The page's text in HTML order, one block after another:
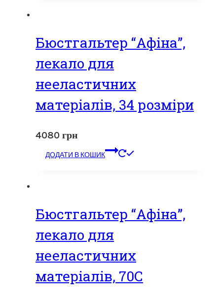
Бюстгальтер “Афіна”,
лекало для
нееластичних
матеріалів, 34 розміри
4080 грн
ДОДАТИ В КОШИК
Бюстгальтер “Афіна”,
лекало для
нееластичних
матеріалів, 70С